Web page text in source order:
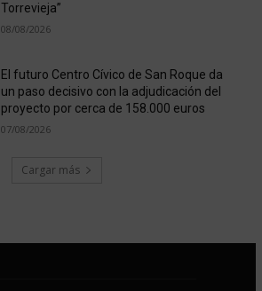
Torrevieja”
08/08/2026
El futuro Centro Cívico de San Roque da
un paso decisivo con la adjudicación del
proyecto por cerca de 158.000 euros
07/08/2026
Cargar más